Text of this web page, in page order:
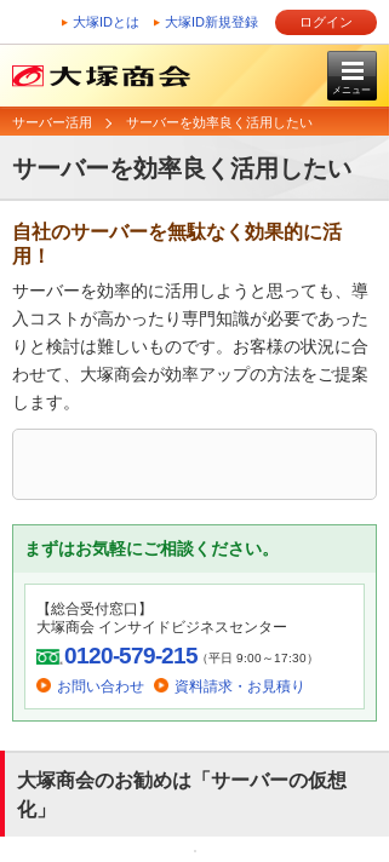
大塚IDとは 大塚ID新規登録 ログイン
メニュー
サーバー活用 サーバーを効率良く活用したい
サーバーを効率良く活用したい
自社のサーバーを無駄なく効果的に活
用！
サーバーを効率的に活用しようと思っても、導
入コストが高かったり専門知識が必要であった
りと検討は難しいものです。お客様の状況に合
わせて、大塚商会が効率アップの方法をご提案
します。
まずはお気軽にご相談ください。
【総合受付窓口】
大塚商会 インサイドビジネスセンター
0120-579-215（平日 9:00～17:30）
お問い合わせ 資料請求・お見積り
大塚商会のお勧めは「サーバーの仮想
化」